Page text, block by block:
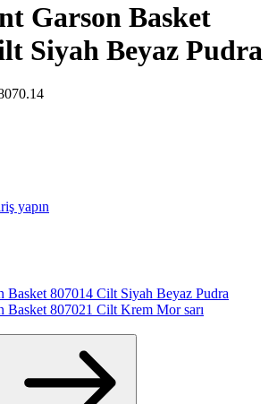
Garson Basket
Siyah Beyaz Pudra
yapın